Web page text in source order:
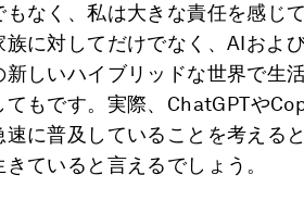
もなく、私は大きな責任を感じ
族に対してだけでなく、AIおよ
新しいハイブリッドな世界で生
てもです。実際、ChatGPTや
速に普及していることを考える
ていると言えるでしょう。